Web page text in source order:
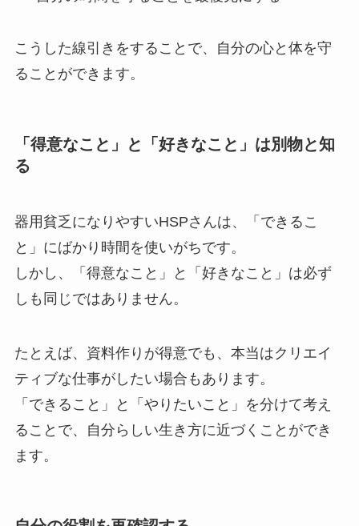
こうした線引きをすることで、自分の心と体を守
ることができます。
「得意なこと」と「好きなこと」は別物と知
る
器用貧乏になりやすいHSPさんは、「できるこ
と」にばかり時間を使いがちです。
しかし、「得意なこと」と「好きなこと」は必ず
しも同じではありません。
たとえば、資料作りが得意でも、本当はクリエイ
ティブな仕事がしたい場合もあります。
「できること」と「やりたいこと」を分けて考え
ることで、自分らしい生き方に近づくことができ
ます。